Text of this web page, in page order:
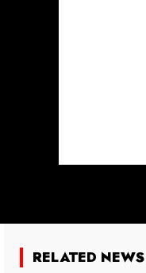
RELATED NEWS